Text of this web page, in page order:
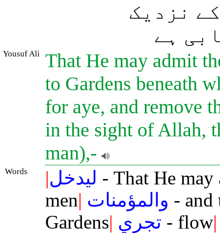
نزدیک
ہے
Yousuf Ali That He may admit
to Gardens beneath
for aye, and remove
in the sight of Allah,
man),-
Words |ليدخل - That He may
men| والمؤمنات - and
Gardens| تجري - flow|